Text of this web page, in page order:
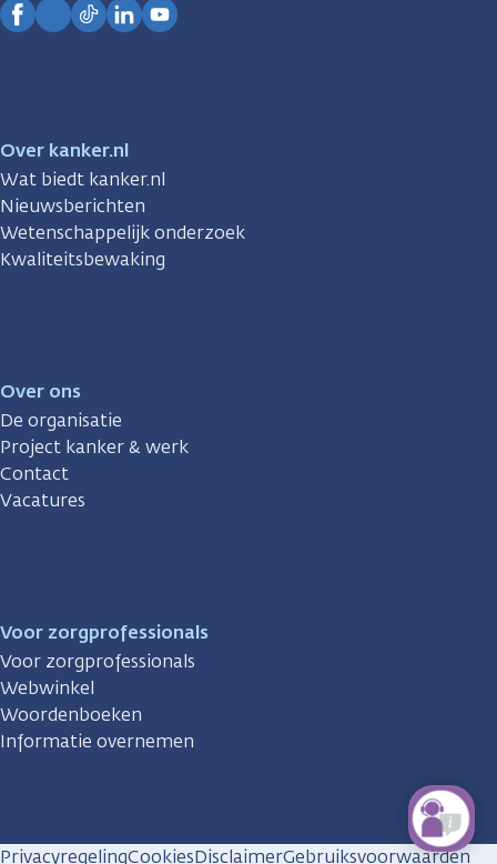
Over kanker.nl
Wat biedt kanker.nl
Nieuwsberichten
Wetenschappelijk onderzoek
Kwaliteitsbewaking
Over ons
De organisatie
Project kanker & werk
Contact
Vacatures
Voor zorgprofessionals
Voor zorgprofessionals
Webwinkel
Woordenboeken
Informatie overnemen
PrivacyregelingCookiesDisclaimerGebruiksvoorwaarden